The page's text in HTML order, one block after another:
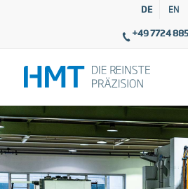
DE EN
+49 7724